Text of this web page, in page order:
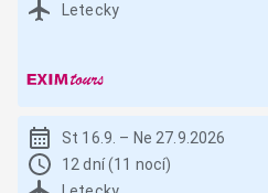
Letecky
St 16.9. – Ne 27.9.2026
12 dní (11 nocí)